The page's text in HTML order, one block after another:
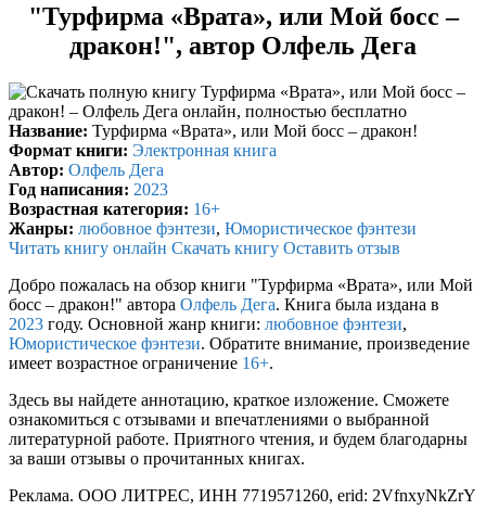
"Турфирма «Врата», или Мой босс –
дракон!", автор Олфель Дега
Название: Турфирма «Врата», или Мой босс – дракон!
Формат книги: Электронная книга
Автор: Олфель Дега
Год написания: 2023
Возрастная категория: 16+
Жанры: любовное фэнтези, Юмористическое фэнтези
Читать книгу онлайн Скачать книгу Оставить отзыв
Добро пожалась на обзор книги "Турфирма «Врата», или Мой
босс – дракон!" автора Олфель Дега. Книга была издана в
2023 году. Основной жанр книги: любовное фэнтези,
Юмористическое фэнтези. Обратите внимание, произведение
имеет возрастное ограничение 16+.
Здесь вы найдете аннотацию, краткое изложение. Сможете
ознакомиться с отзывами и впечатлениями о выбранной
литературной работе. Приятного чтения, и будем благодарны
за ваши отзывы о прочитанных книгах.
Реклама. ООО ЛИТРЕС, ИНН 7719571260, erid: 2VfnxyNkZrY